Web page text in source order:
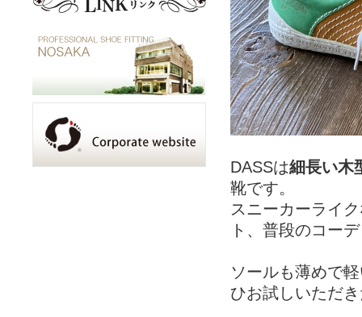
DASSは細長い木
靴です。
スニーカーライ
ト、普段のコー
ソールも薄めで
ひお試しいただ